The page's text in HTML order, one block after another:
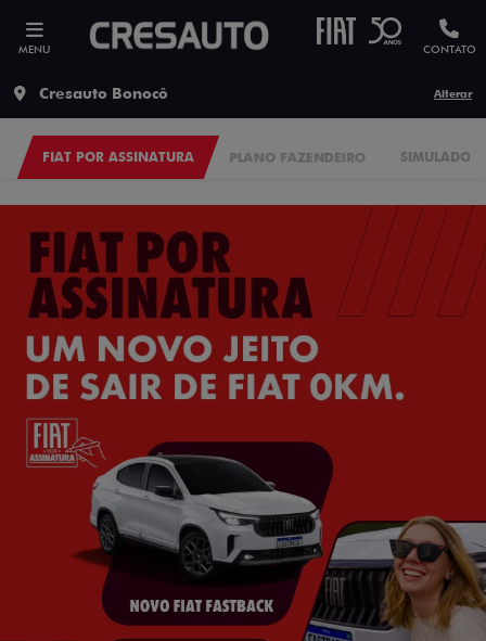
MENU CONTATO
Cresauto Bonocô Alterar
PLANO FAZENDEIRO
FIAT POR ASSINATURA